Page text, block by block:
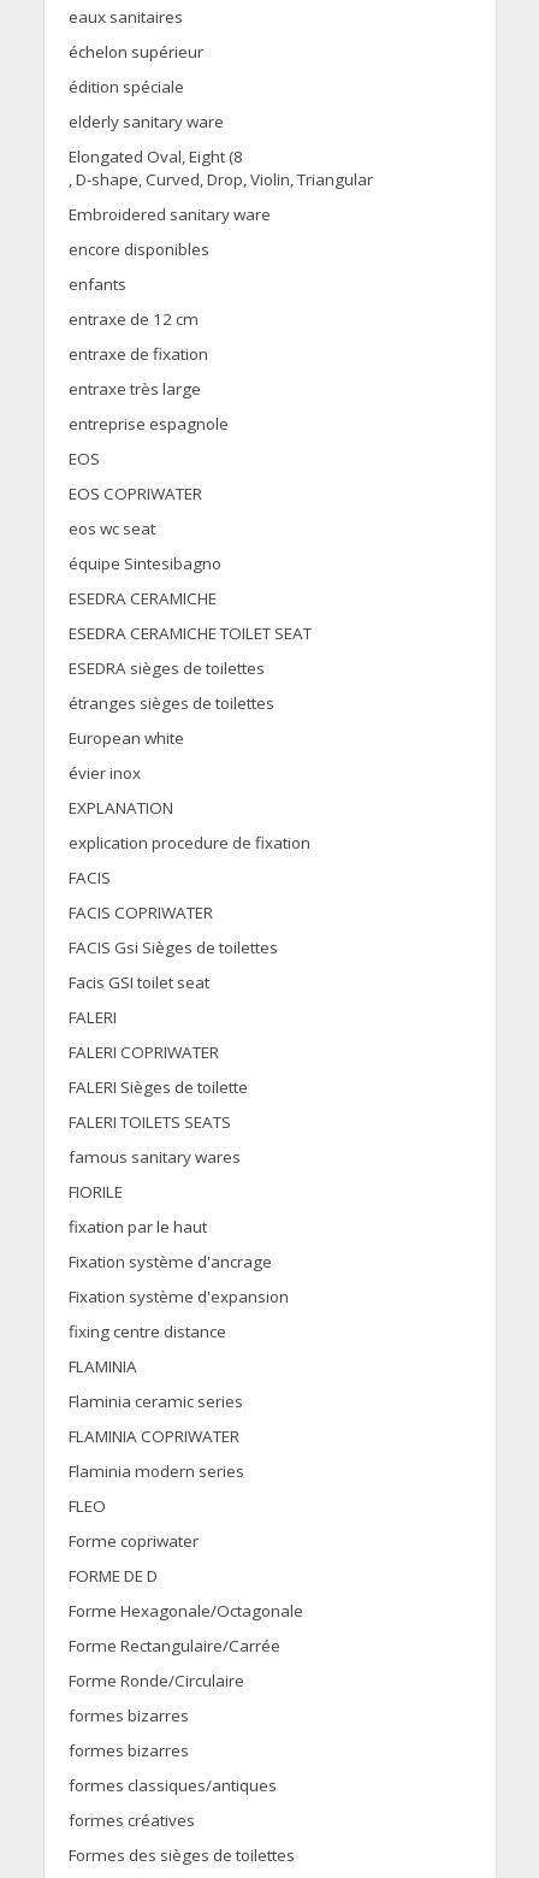
eaux sanitaires
échelon supérieur
édition spéciale
elderly sanitary ware
Elongated Oval, Eight (8
, D-shape, Curved, Drop, Violin, Triangular
Embroidered sanitary ware
encore disponibles
enfants
entraxe de 12 cm
entraxe de fixation
entraxe très large
entreprise espagnole
EOS
EOS COPRIWATER
eos wc seat
équipe Sintesibagno
ESEDRA CERAMICHE
ESEDRA CERAMICHE TOILET SEAT
ESEDRA sièges de toilettes
étranges sièges de toilettes
European white
évier inox
EXPLANATION
explication procedure de fixation
FACIS
FACIS COPRIWATER
FACIS Gsi Sièges de toilettes
Facis GSI toilet seat
FALERI
FALERI COPRIWATER
FALERI Sièges de toilette
FALERI TOILETS SEATS
famous sanitary wares
FIORILE
fixation par le haut
Fixation système d'ancrage
Fixation système d'expansion
fixing centre distance
FLAMINIA
Flaminia ceramic series
FLAMINIA COPRIWATER
Flaminia modern series
FLEO
Forme copriwater
FORME DE D
Forme Hexagonale/Octagonale
Forme Rectangulaire/Carrée
Forme Ronde/Circulaire
formes bizarres
formes bizarres
formes classiques/antiques
formes créatives
Formes des sièges de toilettes